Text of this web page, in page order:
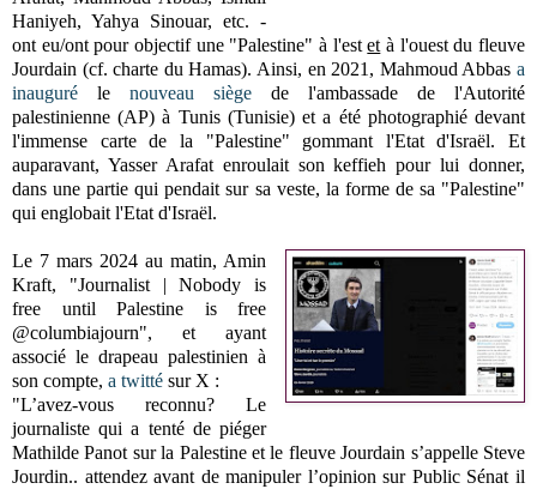
Haniyeh, Yahya Sinouar, etc. -
ont eu/ont pour objectif une "Palestine" à l'estet à l'ouest du fleuve
Jourdain (cf. charte du Hamas). Ainsi, en 2021, Mahmoud Abbas a
inauguré le nouveau siège de l'ambassade de l'Autorité
palestinienne (AP) à Tunis (Tunisie) et a été photographié devant
l'immense carte de la "Palestine" gommant l'Etat d'Israël. Et
auparavant, Yasser Arafat enroulait son keffieh pour lui donner,
dans une partie qui pendait sur sa veste, la forme de sa "Palestine"
qui englobait l'Etat d'Israël.
Le 7 mars 2024 au matin, Amin
Kraft, "Journalist | Nobody is
free until Palestine is free
@columbiajourn", et ayant
associé le drapeau palestinien à
son compte, a twitté sur X :
"L’avez-vous reconnu? Le
journaliste qui a tenté de piéger
Mathilde Panot sur la Palestine et le fleuve Jourdain s’appelle Steve
Jourdin.. attendez avant de manipuler l’opinion sur Public Sénat il